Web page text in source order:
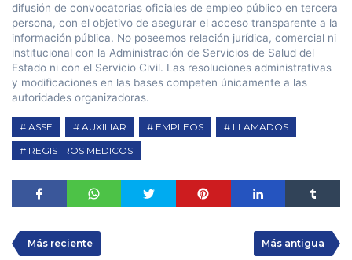
difusión de convocatorias oficiales de empleo público en tercera
persona, con el objetivo de asegurar el acceso transparente a la
información pública. No poseemos relación jurídica, comercial ni
institucional con la Administración de Servicios de Salud del
Estado ni con el Servicio Civil. Las resoluciones administrativas
y modificaciones en las bases competen únicamente a las
autoridades organizadoras.
ASSE AUXILIAR EMPLEOS
LLAMADOS
REGISTROS MEDICOS
Más reciente Más antigua